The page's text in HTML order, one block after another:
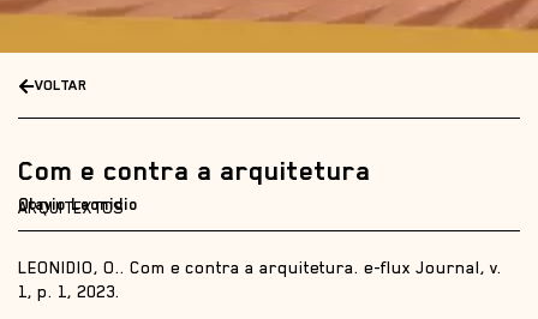
VOLTAR
Com e contra a arquitetura
ARQUITEXTOS
Otavio Leonidio
LEONIDIO, O.. Com e contra a arquitetura. e-flux Journal, v.
1, p. 1, 2023.